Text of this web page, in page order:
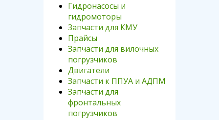
Гидронасосы и
гидромоторы
Запчасти для КМУ
Прайсы
Запчасти для вилочных
погрузчиков
Двигатели
Запчасти к ППУА и АДПМ
Запчасти для
фронтальных
погрузчиков